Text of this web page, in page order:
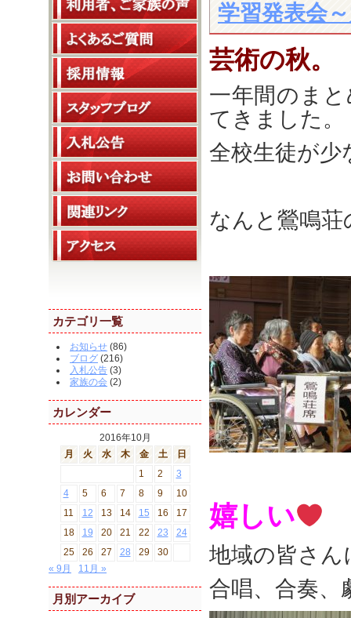
カテゴリ一覧
お知らせ (86)
ブログ (216)
入札公告 (3)
家族の会 (2)
カレンダー
2016年10月
月
火 水 木 金 土
日
1
2
3
4
5 6 7 8 9
10
11
12 13 14 15 16
17
18
19 20 21 22 23
24
25
26 27 28 29
30
« 9月
11月 »
月別アーカイブ
学習発表会
芸術の秋。
一年間のま
てきました。
全校生徒が少
なんと鶯鳴
嬉しい
地域の皆さん
合唱、合奏、